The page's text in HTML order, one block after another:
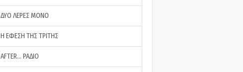
ΔΥΟ ΛΕΡΕΣ ΜΟΝΟ
Η ΕΦΕΣΗ ΤΗΣ ΤΡΙΤΗΣ
AFTER… ΡΑΔΙΟ